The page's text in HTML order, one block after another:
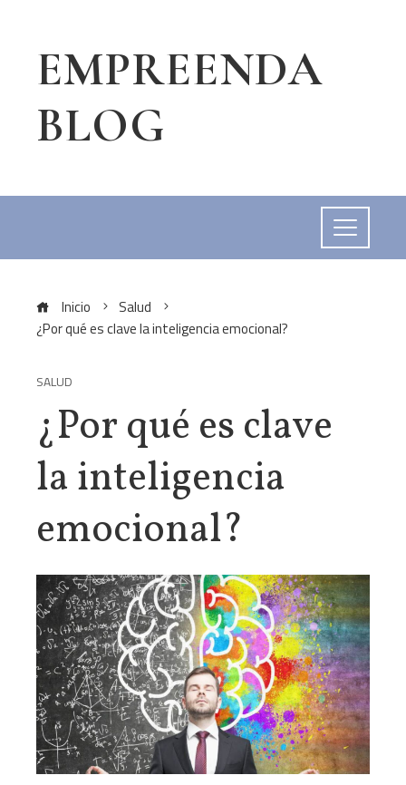
EMPREENDA
BLOG
Inicio
Salud
¿Por qué es clave la inteligencia emocional?
SALUD
¿Por qué es clave
la inteligencia
emocional?